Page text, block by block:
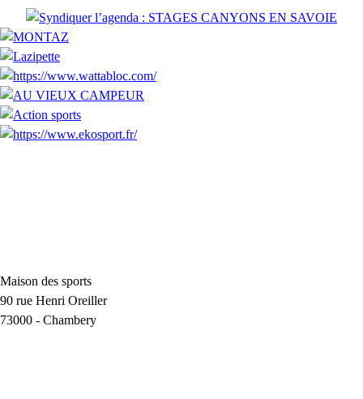
Maison des sports
90 rue Henri Oreiller
73000 - Chambery